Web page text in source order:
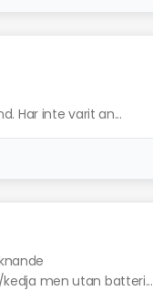
Har inte varit an...
kedja men utan batteri...